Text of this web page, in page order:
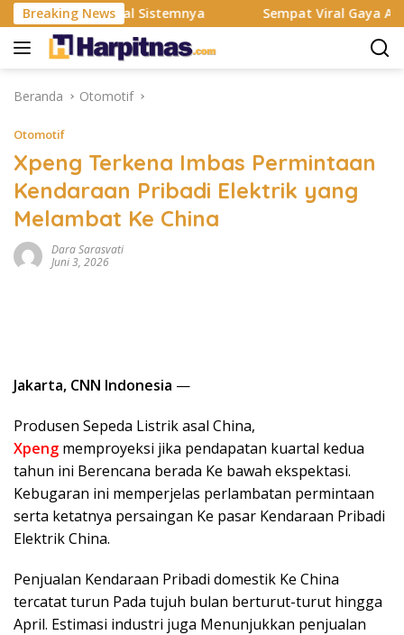
Langsung
ke
konten
Breaking News
Total Sistemnya Sempat Viral Gaya ASI Bubuk,
Beranda Otomotif
Otomotif
Xpeng Terkena Imbas Permintaan
Kendaraan Pribadi Elektrik yang
Melambat Ke China
Dara Sarasvati
Juni 3, 2026
Jakarta, CNN Indonesia —
Produsen Sepeda Listrik asal China,
Xpeng memproyeksi jika pendapatan kuartal kedua
tahun ini Berencana berada Ke bawah ekspektasi.
Kebugaran ini memperjelas perlambatan permintaan
serta ketatnya persaingan Ke pasar Kendaraan Pribadi
Elektrik China.
Penjualan Kendaraan Pribadi domestik Ke China
tercatat turun Pada tujuh bulan berturut-turut hingga
April. Estimasi industri juga Menunjukkan penjualan